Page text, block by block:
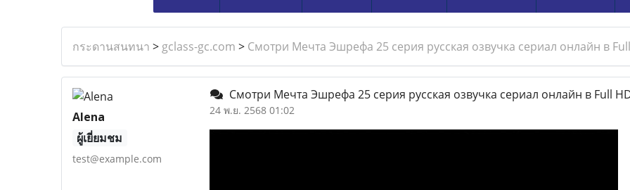
กระดานสนทนา > gclass-gc.com > Смотри Мечта Эшрефа 25 серия русская озвучка сериал онлайн в
Alena
ผู้เยี่ยมชม
test@example.com
Смотри Мечта Эшрефа 25 серия русская озвучка сериал онлайн в Full
24 พ.ย. 2568 01:02